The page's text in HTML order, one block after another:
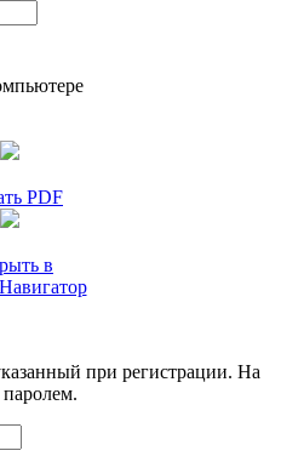
PDF
в
при регистрации. На